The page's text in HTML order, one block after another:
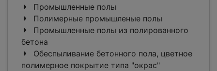
Промышленные полы
Полимерные промышленые полы
Промышленные полы из полированного
бетона
Обеспыливание бетонного пола, цветное
полимерное покрытие типа "окрас"